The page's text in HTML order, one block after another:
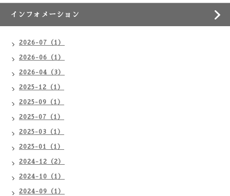
インフォメーション
2026-07（1）
2026-06（1）
2026-04（3）
2025-12（1）
2025-09（1）
2025-07（1）
2025-03（1）
2025-01（1）
2024-12（2）
2024-10（1）
2024-09（1）